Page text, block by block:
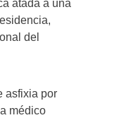
atada a una
del
asfixia por
médico